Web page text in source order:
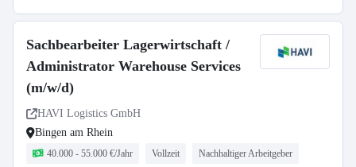
Sachbearbeiter Lagerwirtschaft /
Administrator Warehouse Services
(m/w/d)
HAVI Logistics GmbH
Bingen am Rhein
40.000 - 55.000 €/Jahr Vollzeit Nachhaltiger Arbeitgeber